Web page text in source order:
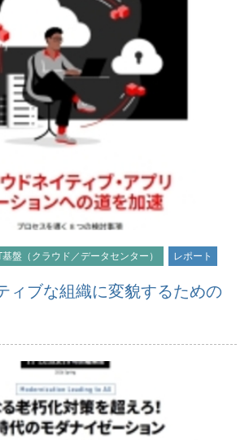
基盤（クラウド／データセンター） レポート
ィブな組織に変貌するための